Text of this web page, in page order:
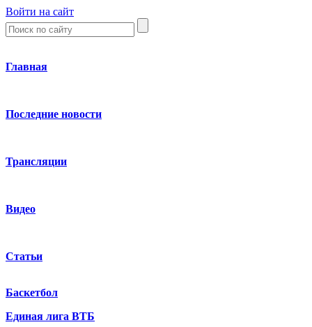
Войти на сайт
Главная
Последние новости
Трансляции
Видео
Статьи
Баскетбол
Единая лига ВТБ